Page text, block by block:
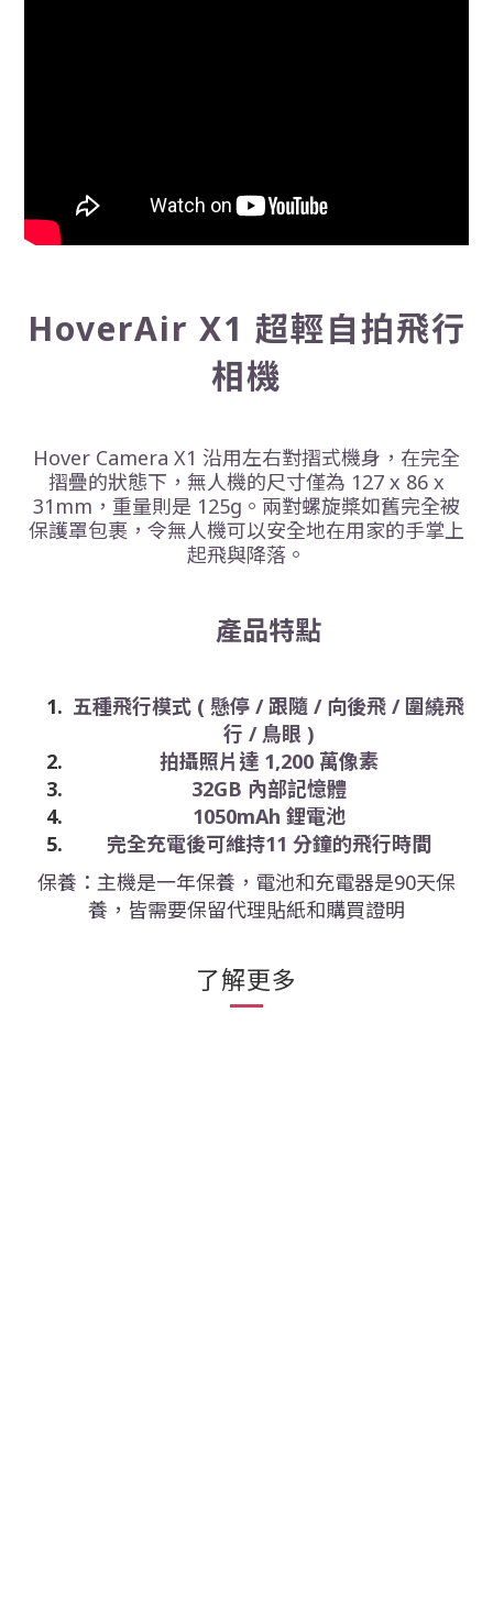
HoverAir X1 超輕自拍飛行
相機
Hover Camera X1 沿用左右對摺式機身，在完全
摺疊的狀態下，無人機的尺寸僅為 127 x 86 x
31mm，重量則是 125g。兩對螺旋槳如舊完全被
保護罩包裹，令無人機可以安全地在用家的手掌上
起飛與降落。
產品特點
五種飛行模式 ( 懸停 / 跟隨 / 向後飛 / 圍繞飛
行 / 鳥眼 )
拍攝照片達 1,200 萬像素
32GB 內部記憶體
1050mAh 鋰電池
完全充電後可維持11 分鐘的飛行時間
保養：主機是一年保養，電池和充電器是90天保
養，皆需要保留代理貼紙和購買證明
了解更多